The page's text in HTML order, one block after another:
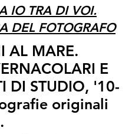
IO TRA DI VOI.
DEL FOTOGRAFO
AL MARE.
E
DI STUDIO, '10-
originali